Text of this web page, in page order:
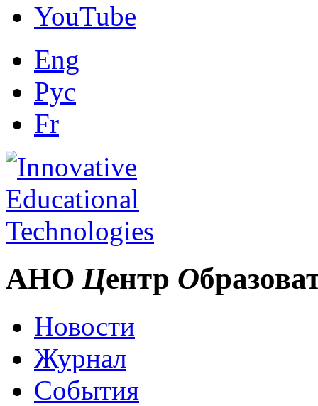
YouTube
Eng
Рус
Fr
АНО Центр О
Новости
Журнал
События